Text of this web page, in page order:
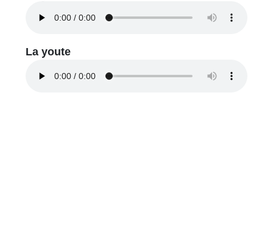
La youte